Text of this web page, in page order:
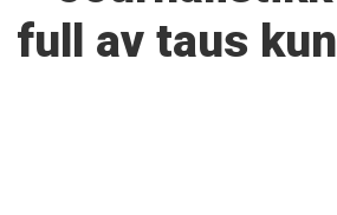
full av taus